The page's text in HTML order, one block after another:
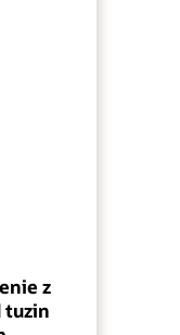
z
tuzin